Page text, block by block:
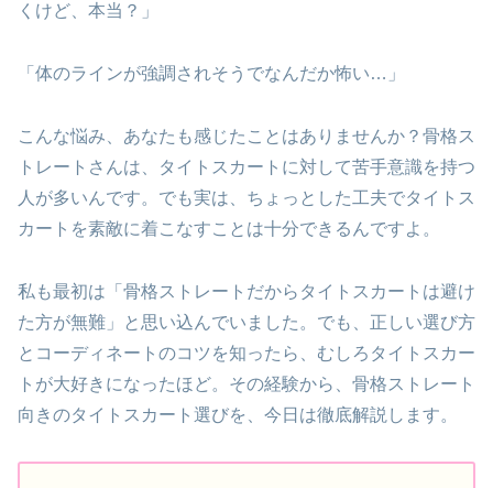
くけど、本当？」
「体のラインが強調されそうでなんだか怖い…」
こんな悩み、あなたも感じたことはありませんか？骨格ス
トレートさんは、タイトスカートに対して苦手意識を持つ
人が多いんです。でも実は、ちょっとした工夫でタイトス
カートを素敵に着こなすことは十分できるんですよ。
私も最初は「骨格ストレートだからタイトスカートは避け
た方が無難」と思い込んでいました。でも、正しい選び方
とコーディネートのコツを知ったら、むしろタイトスカー
トが大好きになったほど。その経験から、骨格ストレート
向きのタイトスカート選びを、今日は徹底解説します。